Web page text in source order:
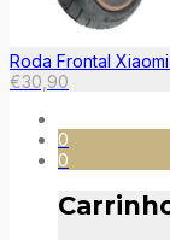
Roda Frontal
€30,90
0
0